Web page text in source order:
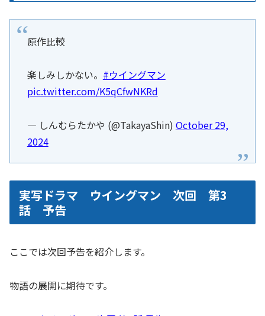
原作比較
楽しみしかない。 #ウイングマン
pic.twitter.com/K5qCfwNKRd
— しんむらたかや (@TakayaShin) October 29,
2024
実写ドラマ ウイングマン 次回 第3
話 予告
ここでは次回予告を紹介します。
物語の展開に期待です。